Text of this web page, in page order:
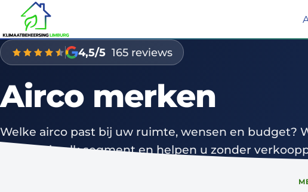
4,5/5 165 reviews
Airco merken
Welke airco past bij uw ruimte, wensen en budget?
merken in elk segment en helpen u zonder